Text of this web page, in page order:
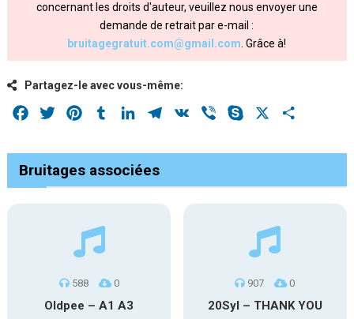
concernant les droits d'auteur, veuillez nous envoyer une
demande de retrait par e-mail :
bruitagegratuit.com@gmail.com . Grâce à!
Partagez-le avec vous-même:
Facebook
Twitter PinterestTumblrLinkedInTelegram
VK Viber Skype
Bruitages associées
588 0
Oldpee – A1 A3
907 0
20Syl – THANK YOU